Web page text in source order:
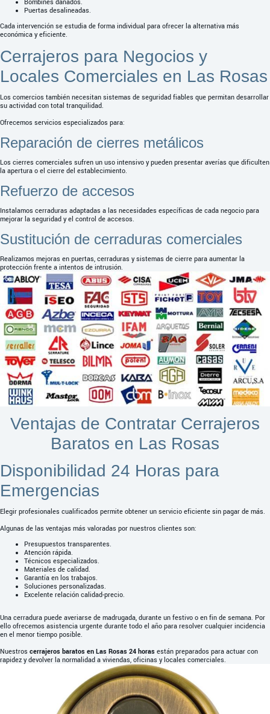
Bombines dañados.
Puertas desalineadas.
Cada intervención se estudia de forma individual para ofrecer la alternativa más
económica y eficiente.
Cerrajeros para Negocios y
Locales Comerciales en Las Rosas
Los comercios también necesitan sistemas de seguridad fiables que permitan desarrollar
su actividad con total tranquilidad.
Ofrecemos servicios especializados para:
Reparación de cierres metálicos
Los cierres comerciales sufren un uso intensivo y pueden presentar averías que dificulten
la apertura o el cierre del establecimiento.
Refuerzo de accesos
Instalamos cerraduras adaptadas a las necesidades específicas de cada negocio para
mejorar la seguridad y el control de accesos.
Sustitución de cerraduras comerciales
Realizamos mejoras en puertas, cerraduras y sistemas de cierre para aumentar la
protección frente a intentos de intrusión.
Ventajas de Contratar Cerrajeros
Baratos en Las Rosas
Disponibilidad 24 Horas para
Emergencias
Elegir profesionales cualificados permite obtener un servicio eficiente sin pagar de más.
Algunas de las ventajas más valoradas por nuestros clientes son:
Presupuestos transparentes.
Atención rápida.
Técnicos especializados.
Materiales de calidad.
Garantía en los trabajos.
Soluciones personalizadas.
Excelente relación calidad-precio.
Una cerradura puede averiarse de madrugada, durante un festivo o en fin de semana. Por
ello ofrecemos asistencia urgente durante todo el año para resolver cualquier incidencia
en el menor tiempo posible.
Nuestros cerrajeros baratos en Las Rosas 24 horas están preparados para actuar con
rapidez y devolver la normalidad a viviendas, oficinas y locales comerciales.